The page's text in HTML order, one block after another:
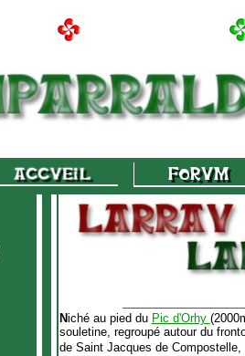
Niché au pied du Pic d'Orhy
souletine, regroupé autour du
de Saint Jacques de